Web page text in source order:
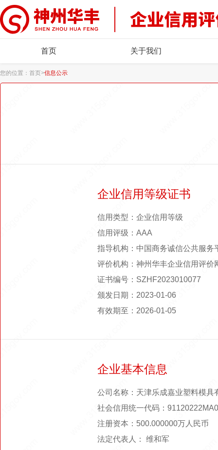
首页 关于我们
您的位置： 首页>信息公示
企业信用等级证书
信用类型：企业信用等级
信用评级：AAA
指导机构：中国商务诚信公共服务
评价机构：神州华丰企业信用评价
证书编号：SZHF2023010077
颁发日期：2023-01-06
有效期至：2026-01-05
企业基本信息
公司名称：天津乐成嘉业塑料模具
社会信用统一代码：
注册资本：500.000000万人民币
法定代表人： 维和军